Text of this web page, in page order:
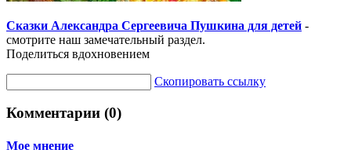
Сказки Александра Сергеевича Пушкина для детей -
смотрите наш замечательный раздел.
Поделиться вдохновением
Скопировать ссылку
Комментарии (0)
Мое мнение